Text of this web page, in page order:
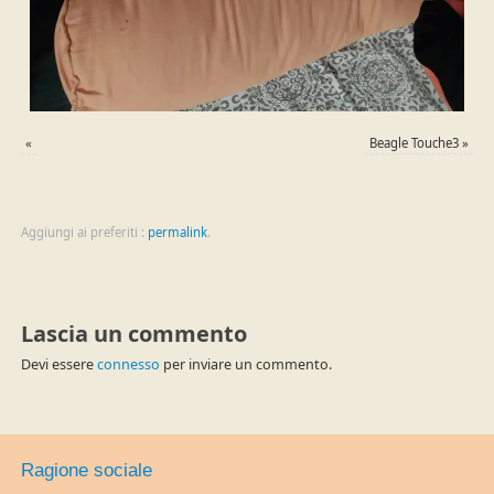
« Beagle Touche3 »
Aggiungi ai preferiti : permalink.
Lascia un commento
Devi essereconnesso per inviare un commento.
Ragione sociale